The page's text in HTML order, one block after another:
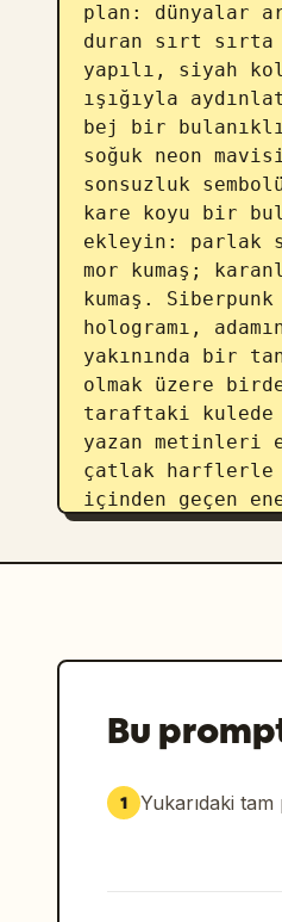
plan: dünyalar
duran sırt
yapılı, siyah
ışığıyla
bej bir
soğuk neon
sonsuzluk
kare koyu bir
ekleyin: parlak
mor kumaş;
kumaş.
hologramı,
yakınında bir
olmak üzere
taraftaki kulede
yazan metinleri
çatlak harflerle
içinden geçen
Japonca alt
anime
Bu
1 Yukarıdaki